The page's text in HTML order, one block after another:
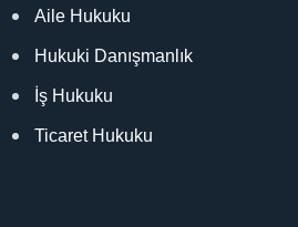
Aile Hukuku
Hukuki Danışmanlık
İş Hukuku
Ticaret Hukuku